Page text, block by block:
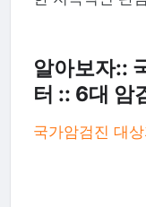
알아보자::
터 :: 6대 암
국가암검진 대